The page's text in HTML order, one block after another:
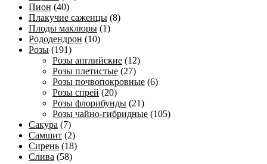
Пион (40)
Плакучие саженцы (8)
Плоды маклюры (1)
Рододендрон (10)
Розы (191)
Розы английские (12)
Розы плетистые (27)
Розы почвопокровные (6)
Розы спрей (20)
Розы флорибунды (21)
Розы чайно-гибридные (105)
Сакура (7)
Самшит (2)
Сирень (18)
Слива (58)